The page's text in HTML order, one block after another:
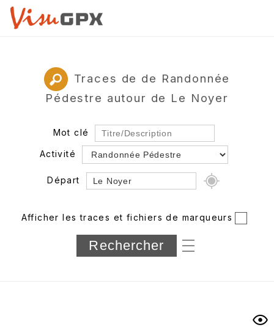
Traces de de Randonnée
Pédestre autour de Le Noyer
Mot clé
Activité
Départ
Département
Longueur min/max
Afficher les traces et fichiers de marqueurs